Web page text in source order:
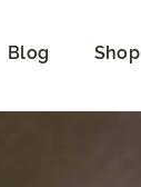
Blog Shop